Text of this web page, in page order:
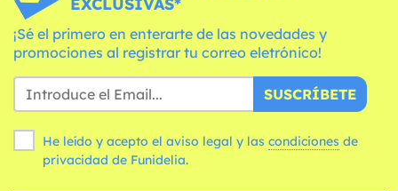
¡Sé el primero en enterarte de las novedades y
promociones al registrar tu correo eletrónico!
SUSCRÍBETE
He leído y acepto el aviso legal y las condiciones
privacidad de Funidelia.